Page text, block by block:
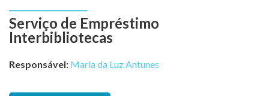
Serviço de Empréstimo
Interbibliotecas
Responsável: Maria da Luz Antunes